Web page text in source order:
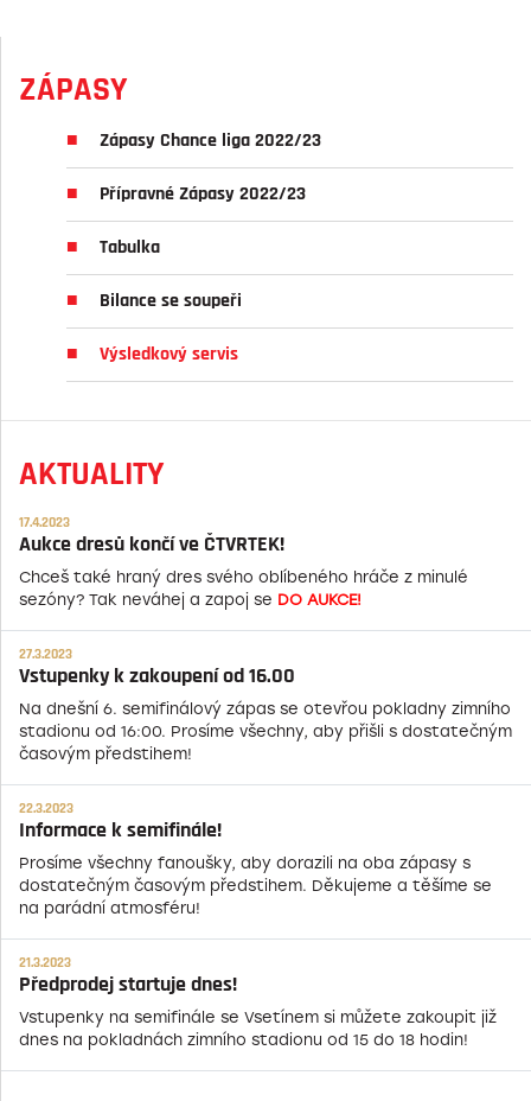
ZÁPASY
Zápasy Chance liga 2022/23
Přípravné Zápasy 2022/23
Tabulka
Bilance se soupeři
Výsledkový servis
AKTUALITY
17.4.2023
Aukce dresů končí ve ČTVRTEK!
Chceš také hraný dres svého oblíbeného hráče z minulé
sezóny? Tak neváhej a zapoj se DO AUKCE!
27.3.2023
Vstupenky k zakoupení od 16.00
Na dnešní 6. semifinálový zápas se otevřou pokladny zimního
stadionu od 16:00. Prosíme všechny, aby přišli s dostatečným
časovým předstihem!
22.3.2023
Informace k semifinále!
Prosíme všechny fanoušky, aby dorazili na oba zápasy s
dostatečným časovým předstihem. Děkujeme a těšíme se
na parádní atmosféru!
21.3.2023
Předprodej startuje dnes!
Vstupenky na semifinále se Vsetínem si můžete zakoupit již
dnes na pokladnách zimního stadionu od 15 do 18 hodin!